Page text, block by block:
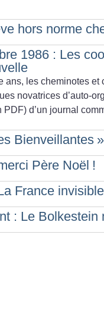
hors norme
1986 : Les
ans, les cheminotes
novatrices d’auto-
d’un journal
Bienveillantes »
Père Noël !
France invisible
: Le Bolkestein